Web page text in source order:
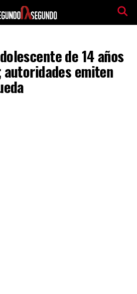
de 14 años
autoridades emiten